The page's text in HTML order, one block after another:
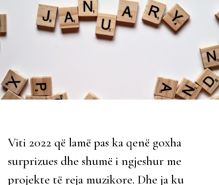
Viti 2022 që lamë pas ka qenë goxha
surprizues dhe shumë i ngjeshur me
projekte të reja muzikore. Dhe ja ku